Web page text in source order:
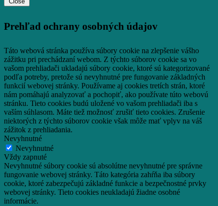
Prehľad ochrany osobných údajov
Táto webová stránka používa súbory cookie na zlepšenie vášho
zážitku pri prechádzaní webom. Z týchto súborov cookie sa vo
vašom prehliadači ukladajú súbory cookie, ktoré sú kategorizované
podľa potreby, pretože sú nevyhnutné pre fungovanie základných
funkcií webovej stránky. Používame aj cookies tretích strán, ktoré
nám pomáhajú analyzovať a pochopiť, ako používate túto webovú
stránku. Tieto cookies budú uložené vo vašom prehliadači iba s
vaším súhlasom. Máte tiež možnosť zrušiť tieto cookies. Zrušenie
niektorých z týchto súborov cookie však môže mať vplyv na váš
zážitok z prehliadania.
Nevyhnutné
Nevyhnutné
Vždy zapnuté
Nevyhnutné súbory cookie sú absolútne nevyhnutné pre správne
fungovanie webovej stránky. Táto kategória zahŕňa iba súbory
cookie, ktoré zabezpečujú základné funkcie a bezpečnostné prvky
webovej stránky. Tieto cookies neukladajú žiadne osobné
informácie.